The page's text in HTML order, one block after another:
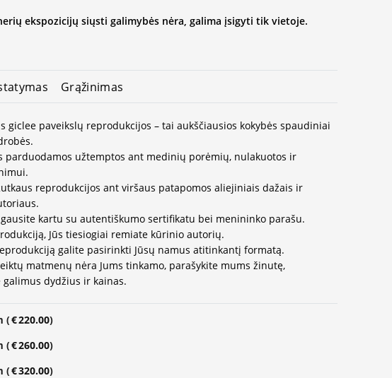
ekspozicijų siųsti galimybės nėra, galima įsigyti tik vietoje.
Grąžinimas
giclee paveikslų reprodukcijos – tai aukščiausios kokybės spaudiniai
parduodamos užtemptos ant medinių porėmių, nulakuotos ir
reprodukcijos ant viršaus patapomos aliejiniais dažais ir
kartu su autentiškumo sertifikatu bei menininko parašu.
Jūs tiesiogiai remiate kūrinio autorių.
galite pasirinkti Jūsų namus atitinkantį formatą.
matmenų nėra Jums tinkamo, parašykite mums žinutę,
galimus dydžius ir kainas.
(€220.00)
(€260.00)
(€320.00)